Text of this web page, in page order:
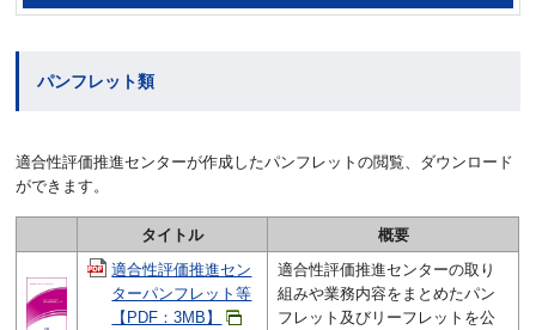
パンフレット類
適合性評価推進センターが作成したパンフレットの閲覧、ダウンロード
ができます。
タイトル
概要
適合性評価推進セン
ターパンフレット等
【PDF：3MB】
適合性評価推進センターの取り
組みや業務内容をまとめたパン
フレット及びリーフレットを公